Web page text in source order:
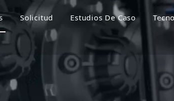
Solicitud Estudios De Caso